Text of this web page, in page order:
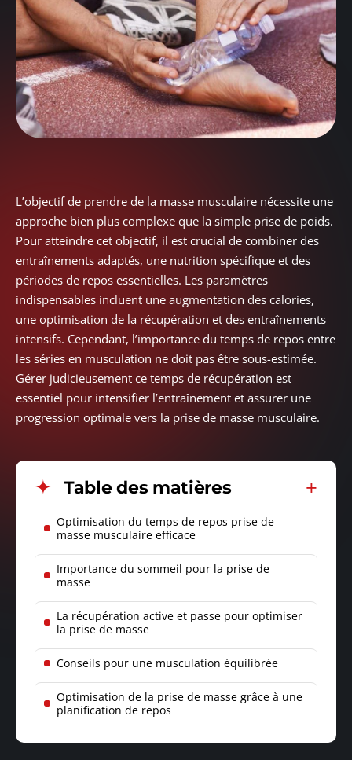
L’objectif de prendre de la masse musculaire nécessite une
approche bien plus complexe que la simple prise de poids.
Pour atteindre cet objectif, il est crucial de combiner des
entraînements adaptés, une nutrition spécifique et des
périodes de repos essentielles. Les paramètres
indispensables incluent une augmentation des calories,
une optimisation de la récupération et des entraînements
intensifs. Cependant, l’importance du temps de repos entre
les séries en musculation ne doit pas être sous-estimée.
Gérer judicieusement ce temps de récupération est
essentiel pour intensifier l’entraînement et assurer une
progression optimale vers la prise de masse musculaire.
Table des matières
Optimisation du temps de repos prise de
masse musculaire efficace
Importance du sommeil pour la prise de
masse
La récupération active et passe pour optimiser
la prise de masse
Conseils pour une musculation équilibrée
Optimisation de la prise de masse grâce à une
planification de repos